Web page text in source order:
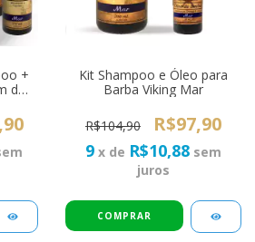
+
de
Kit Shampoo e Óleo para
Barba Viking Mar
R$104,90 R$97,90
9 x de R$10,88 sem
juros